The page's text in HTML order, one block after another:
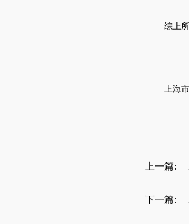
综上
上海市
上一篇:
下一篇: